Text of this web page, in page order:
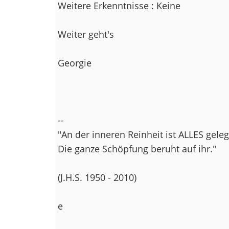
Weitere Erkenntnisse : Keine
Weiter geht's
Georgie
--
"An der inneren Reinheit ist ALLES
Die ganze Schöpfung beruht auf ihr."
(J.H.S. 1950 - 2010)
e